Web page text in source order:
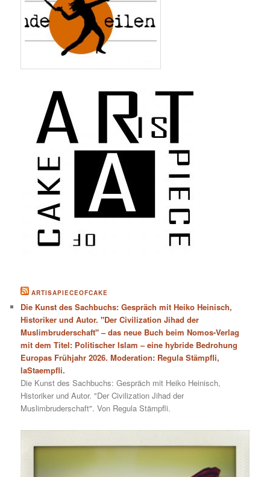
ARTISAPIECEOFCAKE
Die Kunst des Sachbuchs: Gespräch mit Heiko Heinisch,
Historiker und Autor. "Der Civilization Jihad der
Muslimbruderschaft" – das neue Buch beim Nomos-Verlag
mit dem Titel: Politischer Islam – eine hybride Bedrohung
Europas Frühjahr 2026. Moderation: Regula Stämpfli,
laStaempfli.
Die Kunst des Sachbuchs: Gespräch mit Heiko Heinisch,
Historiker und Autor. "Der Civilization Jihad der
Muslimbruderschaft". Von Regula Stämpfli.